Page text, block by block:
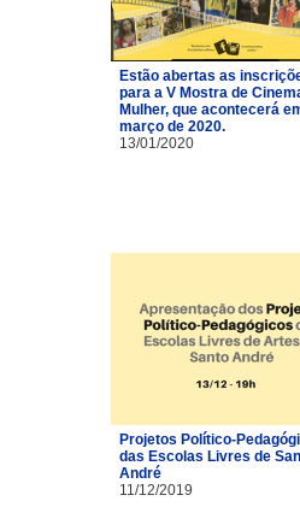
Estão abertas as
para a V Mostra de
Mulher, que acontecerá
março de 2020.
13/01/2020
Projetos Político-
das Escolas Livres de
André
11/12/2019